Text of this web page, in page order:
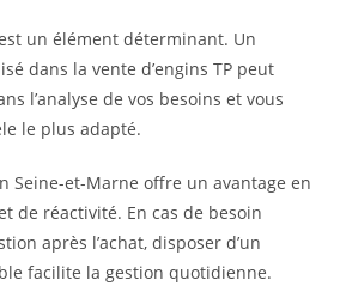
un élément déterminant. Un
dans la vente d’engins TP peut
l’analyse de vos besoins et vous
le plus adapté.
Seine-et-Marne offre un avantage en
de réactivité. En cas de besoin
après l’achat, disposer d’un
facilite la gestion quotidienne.